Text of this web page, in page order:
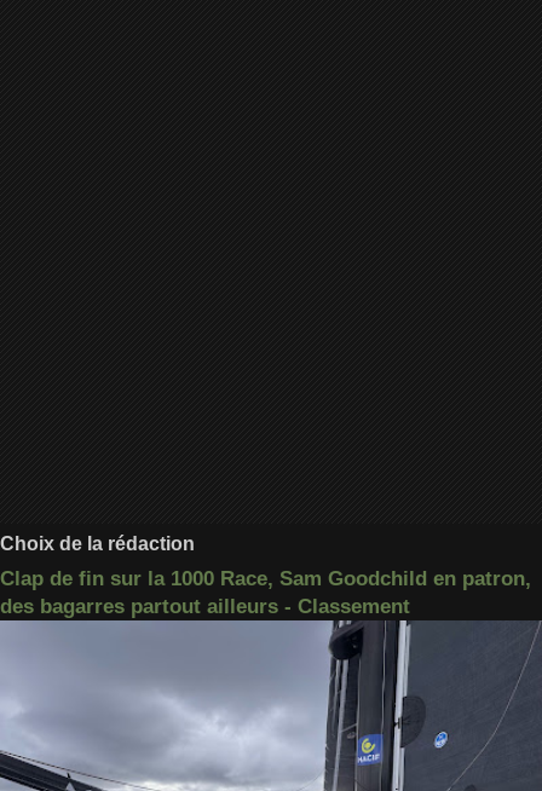
Choix de la rédaction
Clap de fin sur la 1000 Race, Sam Goodchild en patron,
des bagarres partout ailleurs - Classement